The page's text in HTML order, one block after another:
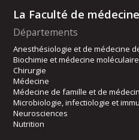
La Faculté de médecine
Départements
Anesthésiologie et de médecine
Biochimie et médecine moléculaire
Chirurgie
Médecine
Médecine de famille et de
Microbiologie, infectiologie et
Neurosciences
Nutrition